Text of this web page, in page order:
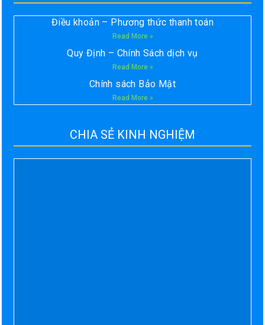
Điều khoản – Phương thức thanh toán
Read More »
Quy Định – Chính Sách dịch vụ
Read More »
Chính sách Bảo Mật
Read More »
CHIA SẺ KINH NGHIỆM